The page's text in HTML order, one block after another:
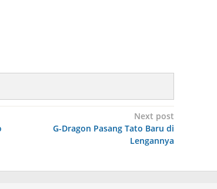
Next post
G-Dragon Pasang Tato Baru di
Lengannya